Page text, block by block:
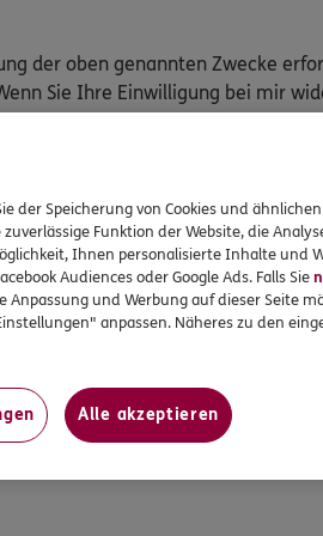
der oben genannten Zwecke
Sie Ihre Einwilligung bei mir
zu
es sei denn, Sie kontaktieren
verarbeite ich neben den
der Speicherung von Cookies und
Funktion der Website, die
Ihnen personalisierte Inhalte und
Audiences oder Google Ads. Falls Sie
und Werbung auf dieser Seite
anpassen. Näheres zu den
Alle akzeptieren